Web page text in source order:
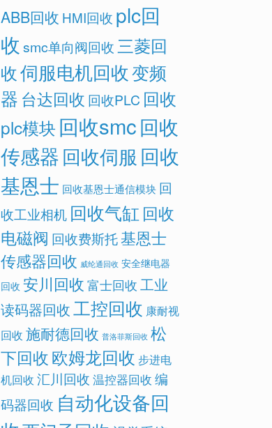
ABB回收 HMI回收 plc回
收 smc单向阀回收三菱回
收伺服电机回收变频
器 台达回收 回收PLC 回收
plc模块 回收smc回收
传感器回收伺服 回收
基恩士 回收基恩士通信模块 回
收工业相机 回收气缸 回收
电磁阀 回收费斯托基恩士
传感器回收 威纶通回收 安全继电器
回收 安川回收 富士回收 工业
读码器回收工控回收 康耐视
回收 施耐德回收 普洛菲斯回收 松
下回收欧姆龙回收 步进电
机回收 汇川回收 温控器回收 编
码器回收 自动化设备回